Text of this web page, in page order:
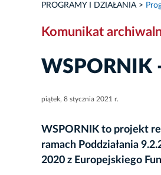
PROGRAMY I DZIAŁANIA
Komunikat
WSPORNIK
piątek, 8 stycznia 2021 r.
WSPORNIK to projekt
ramach Poddziałania
2020 z Europejskiego